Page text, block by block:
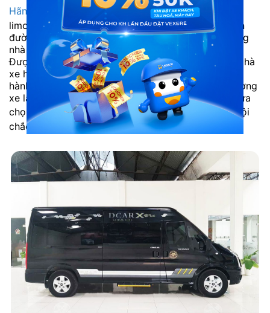
Hãng xe Mạnh Kiên Limousinephục vụ dòng xe
limousine 9 chỗ. Chuyên chở hành khách trên tuyến
đường từ Hà Nội đi Pù Luông. Là một trong ít những
nhà xe được nhiều hành khách tin tưởng lựa chọn.
Được trang bị dàn xe limousine cao cấp, đời mới. Nhà
xe hướng tới sự trải nghiệm an toàn, thoải mái của
hành khách nên chú trọng chăm chút cả về chất lượng
xe lẫn đội ngũ nhân viên phục vụ chuyên nghiệp. Lựa
chọnxe Mạnh Kiên Limousine đi Pù Luông
từ Hà Nội
chắc chắn sẽ không làm bạn thất vọng.